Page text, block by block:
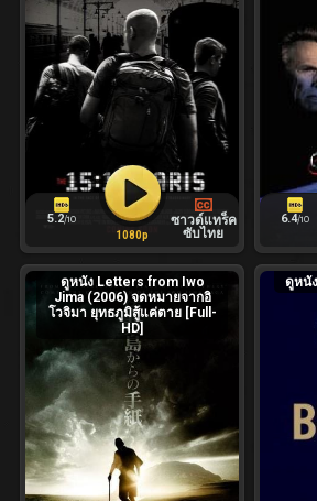
5.2/10
ซาวด์แทร็ค
ซับไทย
1080p
6.4/10
ดูหนัง Letters from Iwo
Jima (2006) จดหมายจากอิ
โวจิมา ยุทธภูมิสู้แค่ตาย [Full-
HD]
ดูหนั